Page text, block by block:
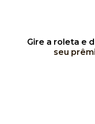
Gire a roleta e
seu
(0)
Feminino
Alfaiataria -